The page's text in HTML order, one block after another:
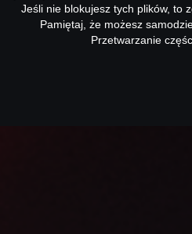
Jeśli nie blokujesz tych plików, to
Pamiętaj, że możesz
Przetwarzanie